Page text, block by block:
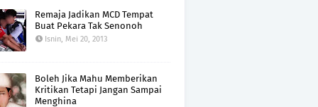
Remaja Jadikan MCD Tempat
Buat Pekara Tak Senonoh
Isnin, Mei 20, 2013
Boleh Jika Mahu Memberikan
Kritikan Tetapi Jangan Sampai
Menghina